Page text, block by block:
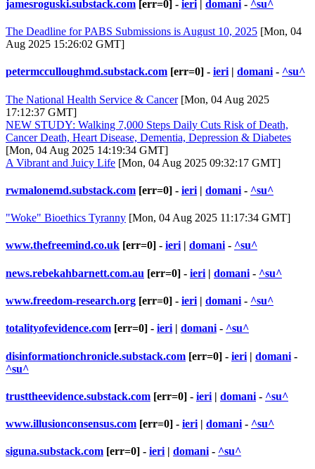
jamesroguski.substack.com [err=0] - ieri domani - ^su^
The Deadline for PABS Submissions is August 10, 2025 [Mon, 04
Aug 2025 15:26:02 GMT]
petermcculloughmd.substack.com [err=0] - ieri | domani - ^su^
The National Health Service & Cancer[Mon, 04 Aug 2025
17:12:37 GMT]
NEW STUDY: Walking 7,000 Steps Daily Cuts Risk of Death,
Cancer Death, Heart Disease, Dementia, Depression & Diabetes
[Mon, 04 Aug 2025 14:19:34 GMT]
A Vibrant and Juicy Life [Mon, 04 Aug 2025 09:32:17 GMT]
rwmalonemd.substack.com [err=0] - ieri | domani - ^su^
"Woke" Bioethics Tyranny [Mon, 04 Aug 2025 11:17:34 GMT]
www.thefreemind.co.uk [err=0] - ieri| domani- ^su^
news.rebekahbarnett.com.au [err=0] - ieri | domani - ^su^
www.freedom-research.org [err=0] - ieri | domani - ^su^
totalityofevidence.com [err=0] - ieri | domani - ^su^
disinformationchronicle.substack.com [err=0] - ieri | domani -
^su^
trusttheevidence.substack.com [err=0] - ieri | domani - ^su^
www.illusionconsensus.com [err=0] - ieri | domani - ^su^
siguna.substack.com [err=0] - ieri | domani - ^su^